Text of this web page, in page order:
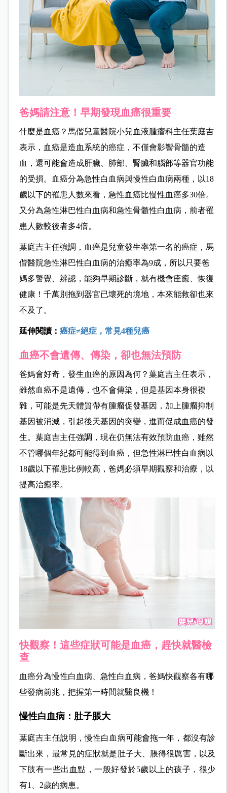
爸媽請注意！早期發現血癌很重要
什麼是血癌？馬偕兒童醫院小兒血液腫瘤科主任葉庭吉
表示，血癌是造血系統的癌症，不僅會影響骨髓的造
血，還可能會造成肝臟、肺部、腎臟和腦部等器官功能
的受損。
血癌分為急性白血病與慢性白血病兩種，以18
歲以下的罹患人數來看，急性血癌比慢性血癌多30倍。
又分為急性淋巴性白血病和急性骨髓性白血病，前者罹
患人數較後者多4倍。
葉庭吉主任強調，血癌是兒童發生率第一名的癌症，馬
偕醫院急性淋巴性白血病的治癒率為9成，所以只要爸
媽多警覺、辨認，能夠早期診斷，就有機會痊癒、恢復
健康！千萬別拖到器官已壞死的境地，本來能救卻也來
不及了。
延伸閱讀： 癌症≠絕症，常見4種兒癌
血癌不會遺傳、傳染，卻也無法預防
爸媽會好奇，發生血癌的原因為何？葉庭吉主任表示，
雖然血癌不是遺傳，也不會傳染，但是基因本身很複
雜，可能是先天體質帶有腫瘤促發基因，加上腫瘤抑制
基因被消滅，引起後天基因的突變，進而促成血癌的發
生。 葉庭吉主任強調，現在仍無法有效預防血癌，雖然
不管哪個年紀都可能得到血癌，但急性淋巴性白血病以
18歲以下罹患比例較高，爸媽必須早期觀察和治療，以
提高治癒率。
快觀察！這些症狀可能是血癌，趕快就醫檢
查
血癌分為慢性白血病、急性白血病，爸媽快觀察各有哪
些發病前兆，把握第一時間就醫良機！
慢性白血病：肚子脹大
葉庭吉主任說明，慢性白血病可能會拖一年，都沒有診
斷出來，最常見的症狀就是肚子大、脹得很厲害，以及
下肢有一些出血點，一般好發於5歲以上的孩子，很少
有1、2歲的病患。